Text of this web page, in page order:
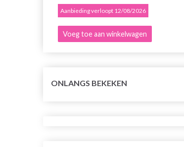
Aanbieding verloopt 12/08/2026
Voeg toe aan winkelwagen
ONLANGS BEKEKEN